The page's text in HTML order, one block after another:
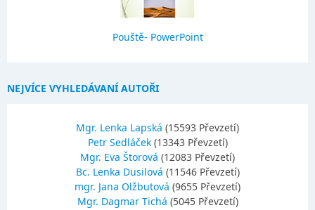
Pouště- PowerPoint
NEJVÍCE VYHLEDÁVANÍ AUTOŘI
Mgr. Lenka Lapská (15593 Převzetí)
Petr Sedláček (13343 Převzetí)
Mgr. Eva Štorová (12083 Převzetí)
Bc. Lenka Dusilová (11546 Převzetí)
mgr. Jana Olžbutová (9655 Převzetí)
Mgr. Dagmar Tichá (5045 Převzetí)